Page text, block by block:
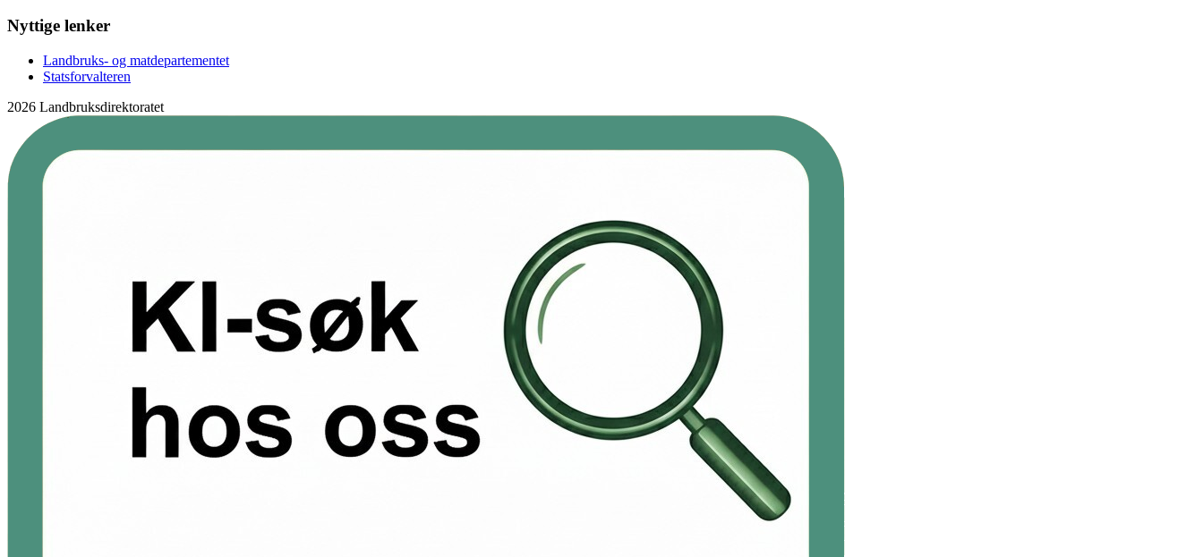
Nyttige lenker
Landbruks- og matdepartementet
Statsforvalteren
2026 Landbruksdirektoratet